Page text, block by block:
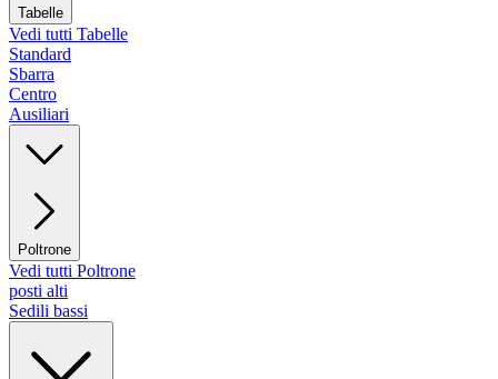
Tabelle
Vedi tutti Tabelle
Standard
Sbarra
Centro
Ausiliari
Poltrone
Vedi tutti Poltrone
posti alti
Sedili bassi